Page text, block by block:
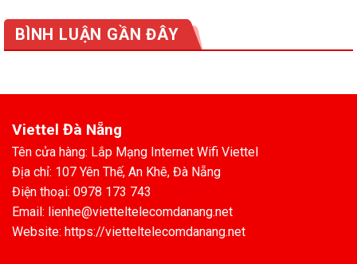
BÌNH LUẬN GẦN ĐÂY
Viettel Đà Nẵng
Tên cửa hàng: Lắp Mạng Internet Wifi Viettel
Địa chỉ: 107 Yên Thế, An Khê, Đà Nẵng
Điện thoại: 0978 173 743
Email: lienhe@vietteltelecomdanang.net
Website: https://vietteltelecomdanang.net